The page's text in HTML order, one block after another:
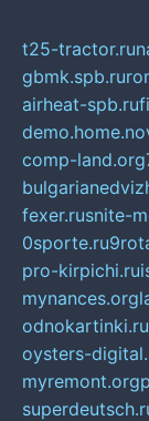
t25-tractor.ru
gbmk.spb.ru
airheat-spb.ru
comp-land.org
fexer.rusnite-
0sporte.ru
pro-kirpichi.ru
mynances.org
odnokartinki.ru
oysters-
myremont.org